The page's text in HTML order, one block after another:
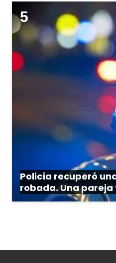
Policía recuperó
robada. Una